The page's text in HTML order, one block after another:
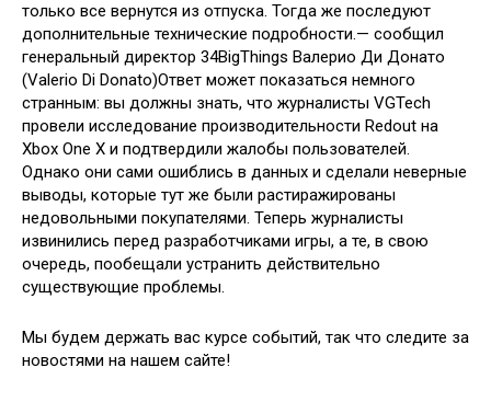
только все вернутся из отпуска. Тогда же последуют
дополнительные технические подробности.— сообщил
генеральный директор 34BigThings Валерио Ди Донато
(Valerio Di Donato)Ответ может показаться немного
странным: вы должны знать, что журналисты VGTech
провели исследование производительности Redout на
Xbox One X и подтвердили жалобы пользователей.
Однако они сами ошиблись в данных и сделали неверные
выводы, которые тут же были растиражированы
недовольными покупателями. Теперь журналисты
извинились перед разработчиками игры, а те, в свою
очередь, пообещали устранить действительно
существующие проблемы.
Мы будем держать вас курсе событий, так что следите за
новостями на нашем сайте!